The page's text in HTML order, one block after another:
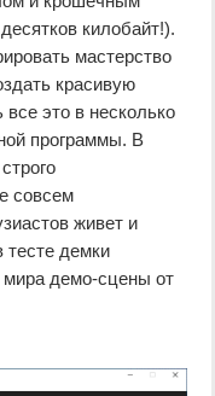
килобайт!).
мастерство
красивую
это в несколько
программы. В
совсем
живет и
тесте демки
мира демо-сцены от